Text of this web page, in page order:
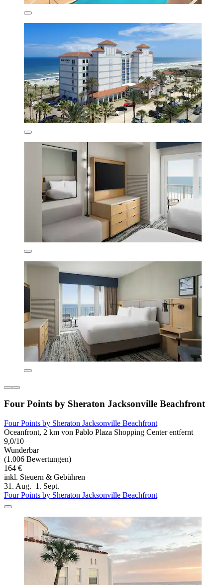
Four Points by Sheraton Jacksonville Beachfront
Four Points by Sheraton Jacksonville Beachfront
Oceanfront, 2 km von Pablo Plaza Shopping Center entfernt
9,0/10
Wunderbar
(1.006 Bewertungen)
164 €
inkl. Steuern & Gebühren
31. Aug.–1. Sept.
Four Points by Sheraton Jacksonville Beachfront